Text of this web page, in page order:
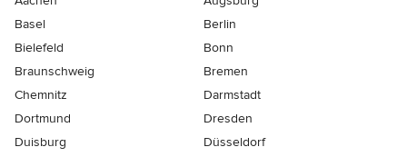
Basel
Berlin
Bielefeld
Bonn
Braunschweig
Bremen
Chemnitz
Darmstadt
Dortmund
Dresden
Duisburg
Düsseldorf